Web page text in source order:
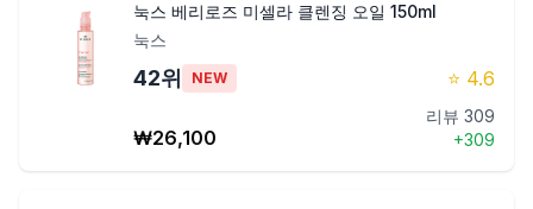
눅스 베리로즈 미셀라 클렌징 오일 150ml
눅스
42위 NEW ⭐ 4.6
₩26,100
리뷰 309
+309